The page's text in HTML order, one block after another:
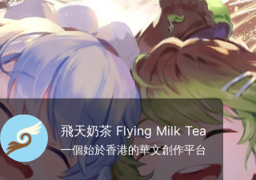
飛天奶茶 Flying Milk Tea
一個始於香港的華文創作平台